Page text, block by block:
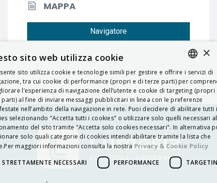
MAPPA
Navigatore
ITALIAN
ENGLISH
FRENCH
HUNGARIAN
DEUTSCH
POLSKI
×
sito web utilizza cookie
sito utilizza cookie e tecnologie simili per gestire e offrire i servizi di
tra cui cookie di performance (propri e di terze parti) per
l’esperienza di navigazione dell’utente e cookie di targeting (propri
parti) al fine di inviare messaggi pubblicitari in linea con le preferenze
nell’ambito della navigazione in rete. Puoi decidere di abilitare tutti i
selezionando "Accetta tutti i cookies" o utilizzare solo quelli necessari al
del sito tramite "Accetta solo cookies necessari". In alternativa
solo quali categorie di cookies intendi abilitare tramite la lista che
maggiori informazioni consulta la nostra Privacy & Cookie Policy
STRETTAMENTE NECESSARI PERFORMANCE